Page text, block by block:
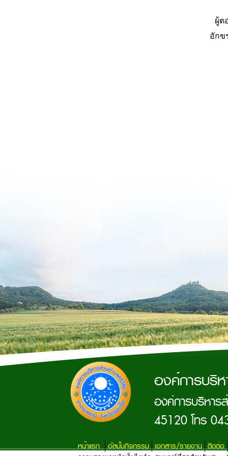
ผู้ต
อัก
องค์การบริ
องค์การบริหา
45120 โทร
หน้าแรก อัลบั้มกิจกรรม เอกสาร/รายงาน ติดต่อ